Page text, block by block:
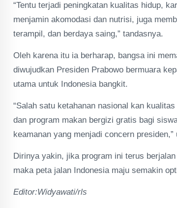
“Tentu terjadi peningkatan kualitas hidup,
menjamin akomodasi dan nutrisi, juga
terampil, dan berdaya saing,” tandasnya.
Oleh karena itu ia berharap, bangsa ini
diwujudkan Presiden Prabowo bermuara
utama untuk Indonesia bangkit.
“Salah satu ketahanan nasional kan
dan program makan bergizi gratis bagi
keamanan yang menjadi concern
Dirinya yakin, jika program ini terus
maka peta jalan Indonesia maju semakin
Editor:Widyawati/rls